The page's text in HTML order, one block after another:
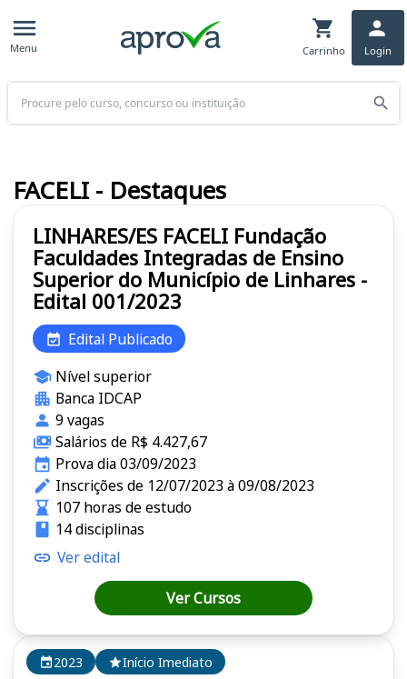
Menu Carrinho Login
Buscar
2023 Início Imediato
LINHARES/ES FACELI Fundação
Faculdades Integradas de Ensino
Superior do Município de Linhares -
Edital 001/2023
Edital Publicado
Nível superior
Banca IDCAP
9 vagas
Salários de R$ 4.427,67
Prova dia 03/09/2023
Inscrições de 12/07/2023 à 09/08/2023
107 horas de estudo
14 disciplinas
Ver edital
Ver Cursos
FACELI - Destaques